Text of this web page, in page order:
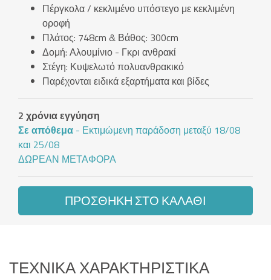
Πέργκολα / κεκλιμένο υπόστεγο με κεκλιμένη
οροφή
Πλάτος: 748cm & Βάθος: 300cm
Δομή: Αλουμίνιο - Γκρι ανθρακί
Στέγη: Κυψελωτό πολυανθρακικό
Παρέχονται ειδικά εξαρτήματα και βίδες
2 χρόνια εγγύηση
Σε απόθεμα - Εκτιμώμενη παράδοση μεταξύ 18/08
και 25/08
ΔΩΡΕΆΝ ΜΕΤΑΦΟΡΆ
ΠΡΟΣΘΉΚΗ ΣΤΟ ΚΑΛΆΘΙ
ΤΕΧΝΙΚΆ ΧΑΡΑΚΤΗΡΙΣΤΙΚΆ